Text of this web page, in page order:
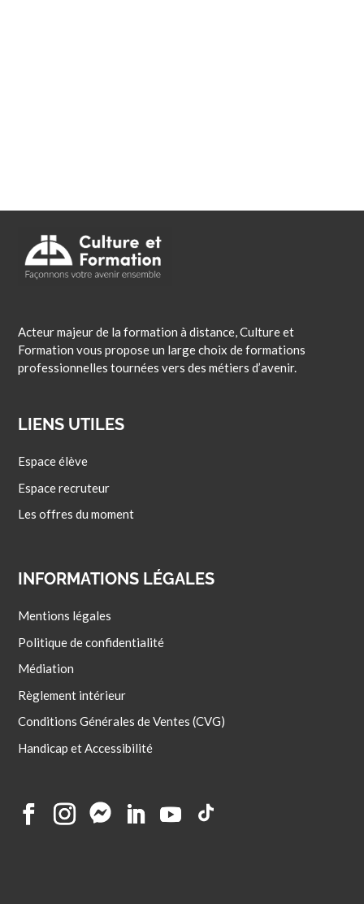
Acteur majeur de la formation à distance, Culture et
Formation vous propose un large choix de formations
professionnelles tournées vers des métiers d’avenir.
LIENS UTILES
Espace élève
Espace recruteur
Les offres du moment
INFORMATIONS LÉGALES
Mentions légales
Politique de confidentialité
Médiation
Règlement intérieur
Conditions Générales de Ventes (CVG)
Handicap et Accessibilité